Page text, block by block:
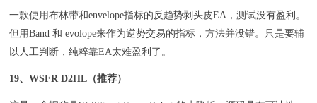
一款使用布林带和envelope指标的反趋势剥头皮EA，测试没有盈利。
但用Band 和 evolope来作为逆势交易的指标，方法并没错。只是要辅
以人工判断，纯粹靠EA太难盈利了。
19、WSFR D2HL（推荐）